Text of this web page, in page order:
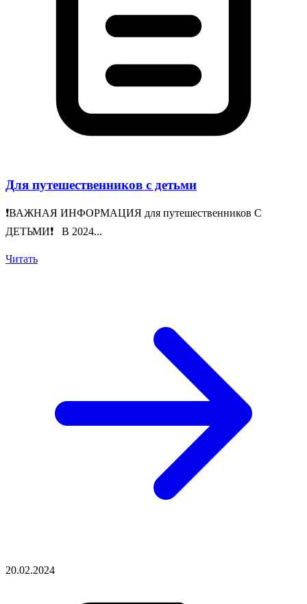
Для путешественников с детьми
❗️ВАЖНАЯ ИНФОРМАЦИЯ для путешественников С
ДЕТЬМИ❗️ В 2024...
Читать
20.02.2024